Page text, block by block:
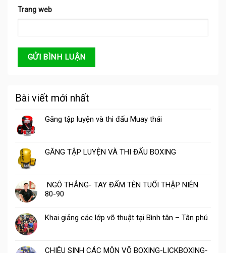
Trang web
Bài viết mới nhất
Găng tập luyện và thi đấu Muay thái
GĂNG TẬP LUYỆN VÀ THI ĐẤU BOXING
NGÔ THẮNG- TAY ĐẤM TÊN TUỔI THẬP NIÊN
80-90
Khai giảng các lớp võ thuật tại Bình tân – Tân phú
CHIÊU SINH CÁC MÔN VÕ BOXING-LICKBOXING-